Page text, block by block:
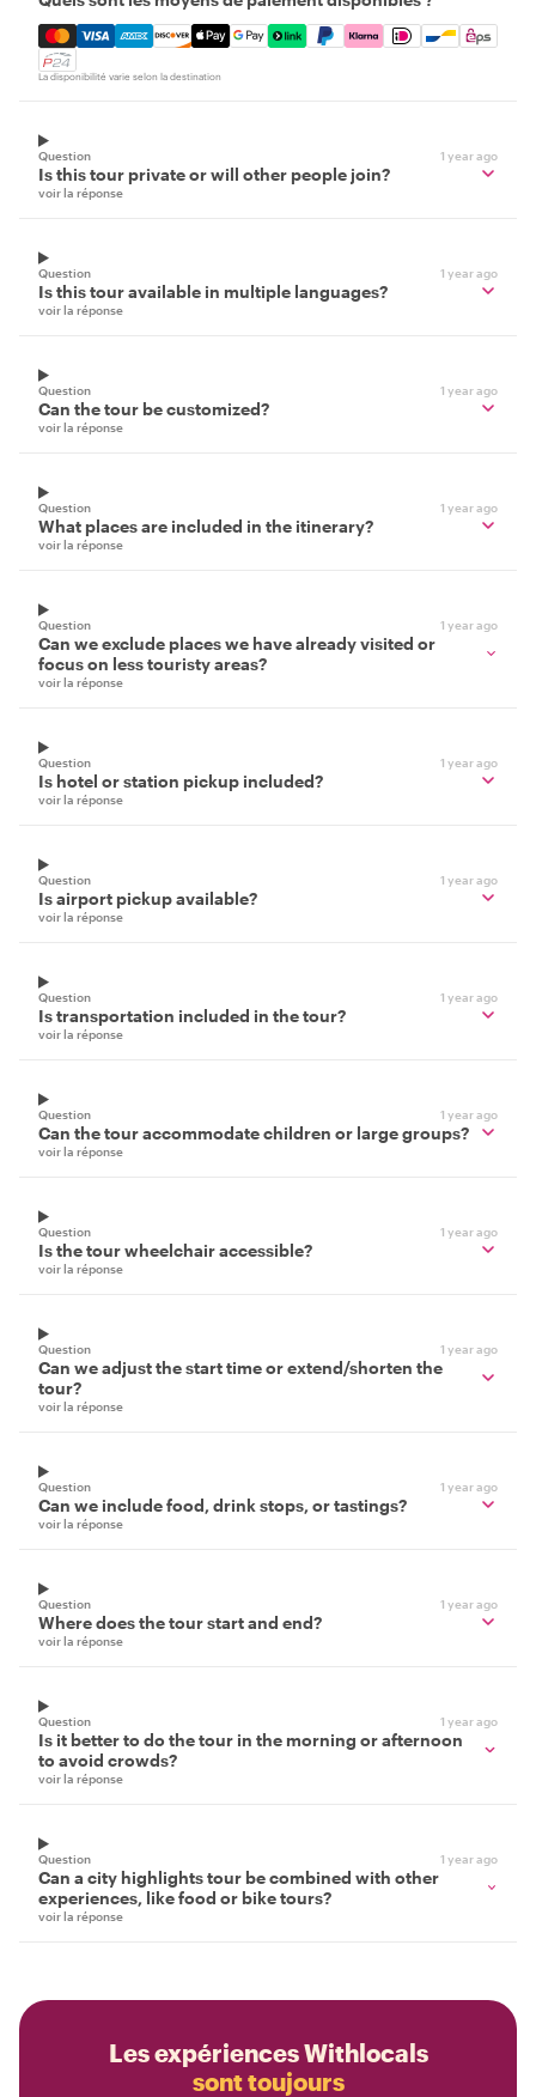
Mastercard, Visa, Amex, Discover, Apple Pay, Google
La disponibilité varie selon la destination
Question 1 year ago
Is this tour private or will other people join?
voir la réponse
Question 1 year ago
Is this tour available in multiple languages?
voir la réponse
Question 1 year ago
Can the tour be customized?
voir la réponse
Question 1 year ago
What places are included in the itinerary?
voir la réponse
Question 1 year ago
Can we exclude places we have already visited or
focus on less touristy areas?
voir la réponse
Question 1 year ago
Is hotel or station pickup included?
voir la réponse
Question 1 year ago
Is airport pickup available?
voir la réponse
Question 1 year ago
Is transportation included in the tour?
voir la réponse
Question 1 year ago
Can the tour accommodate children or large groups?
voir la réponse
Question 1 year ago
Is the tour wheelchair accessible?
voir la réponse
Question 1 year ago
Can we adjust the start time or extend/shorten the
tour?
voir la réponse
Question 1 year ago
Can we include food, drink stops, or tastings?
voir la réponse
Question 1 year ago
Where does the tour start and end?
voir la réponse
Question 1 year ago
Is it better to do the tour in the morning or afternoon
to avoid crowds?
voir la réponse
Question 1 year ago
Can a city highlights tour be combined with other
experiences, like food or bike tours?
voir la réponse
Les expériences Withlocals
sont toujours